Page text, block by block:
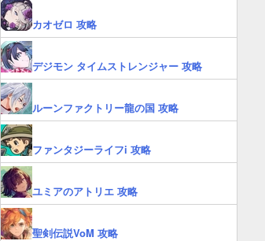
カオゼロ 攻略
デジモン タイムストレンジャー 攻略
ルーンファクトリー龍の国 攻略
ファンタジーライフi 攻略
ユミアのアトリエ 攻略
聖剣伝説VoM 攻略